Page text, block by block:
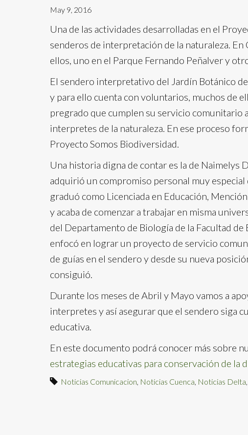
May 9, 2016
Una de las actividades desarrolladas en el
senderos de interpretación de la naturaleza.
ellos, uno en el Parque Fernando Peñalver y
El sendero interpretativo del Jardín Botánico
y para ello cuenta con voluntarios, muchos de
pregrado que cumplen su servicio comunitario
interpretes de la naturaleza. En ese proceso
Proyecto Somos Biodiversidad.
Una historia digna de contar es la de Naimelys
adquirió un compromiso personal muy especial
graduó como Licenciada en Educación,
y acaba de comenzar a trabajar en misma
del Departamento de Biología de la Facultad
enfocó en lograr un proyecto de servicio
de guías en el sendero y desde su nueva
consiguió.
Durante los meses de Abril y Mayo vamos a
interpretes y así asegurar que el sendero siga
educativa.
En este documento podrá conocer más sobre
estrategias educativas para conservación de la
Noticias Comunicacion, Noticias Cuenca, Noticias Delta,